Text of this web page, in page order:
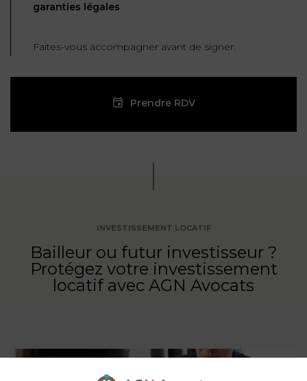
garanties légales
Faites-vous accompagner avant de signer.
Prendre RDV
INVESTISSEMENT LOCATIF
Bailleur ou futur investisseur ?
Protégez votre investissement
locatif avec AGN Avocats